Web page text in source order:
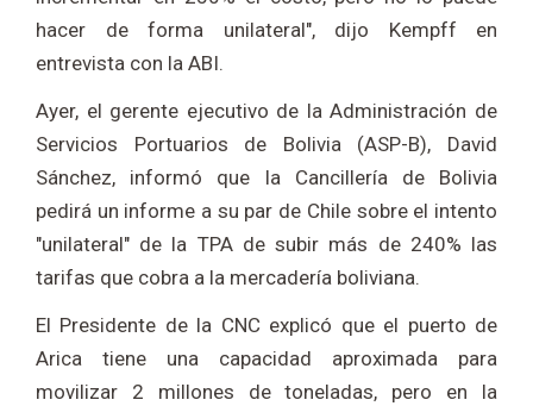
hacer de forma unilateral", dijo Kempff en
entrevista con la ABI.
Ayer, el gerente ejecutivo de la Administración de
Servicios Portuarios de Bolivia (ASP-B), David
Sánchez, informó que la Cancillería de Bolivia
pedirá un informe a su par de Chile sobre el intento
"unilateral" de la TPA de subir más de 240% las
tarifas que cobra a la mercadería boliviana.
El Presidente de la CNC explicó que el puerto de
Arica tiene una capacidad aproximada para
movilizar 2 millones de toneladas, pero en la